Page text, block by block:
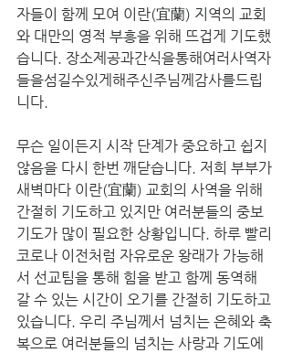
자들이 함께 모여 이란(宜蘭) 지역의 교회
와 대만의 영적 부흥을 위해 뜨겁게 기도했
습니다. 장소제공과간식을통해여러사역자
들을섬길수있게해주신주님께감사를드립
니다.
무슨 일이든지 시작 단계가 중요하고 쉽지
않음을 다시 한번 깨닫습니다. 저희 부부가
새벽마다 이란(宜蘭) 교회의 사역을 위해
간절히 기도하고 있지만 여러분들의 중보
기도가 많이 필요한 상황입니다. 하루 빨리
코로나 이전처럼 자유로운 왕래가 가능해
서 선교팀을 통해 힘을 받고 함께 동역해
갈 수 있는 시간이 오기를 간절히 기도하고
있습니다. 우리 주님께서 넘치는 은혜와 축
복으로 여러분들의 넘치는 사랑과 기도에